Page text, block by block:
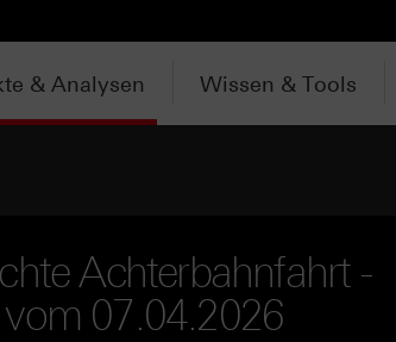
& Analysen Wissen & Tools
Achterbahnfahrt -
vom 07.04.2026